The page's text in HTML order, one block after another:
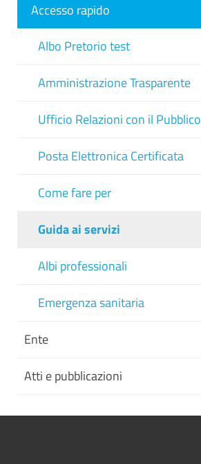
Accesso rapido
Albo Pretorio test
Amministrazione Trasparente
Ufficio Relazioni con il Pubblico
Posta Elettronica Certificata
Come fare per
Guida ai servizi
Albi professionali
Emergenza sanitaria
Ente
Atti e pubblicazioni